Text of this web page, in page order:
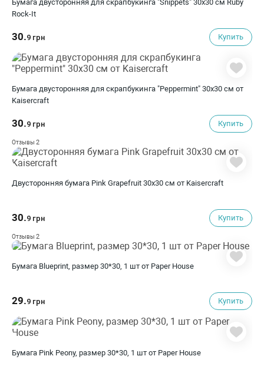
Бумага двусторонняя для скрапбукинга "Snippets" 30х30 см Ruby
Rock-It
30.9 грн Купить
Бумага двусторонняя для скрапбукинга "Peppermint" 30х30 см от
Kaisercraft
30.9 грн Купить
Отзывы 2
Двусторонняя бумага Pink Grapefruit 30х30 см от Kaisercraft
30.9 грн Купить
Отзывы 2
Бумага Blueprint, размер 30*30, 1 шт от Paper House
29.9 грн Купить
Бумага Pink Peony, размер 30*30, 1 шт от Paper House